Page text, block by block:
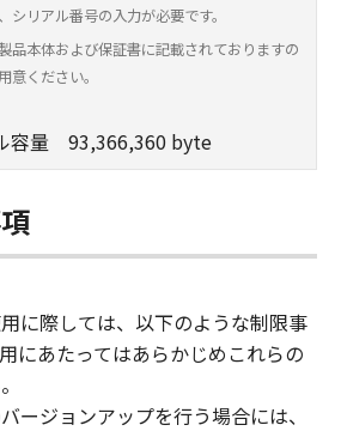
シリアル番号の入力が必要です。
品本体および保証書に記載されておりますの
意ください。
容量 93,366,360 byte
に際しては、以下のような制限事
にあたってはあらかじめこれらの
ージョンアップを行う場合には、